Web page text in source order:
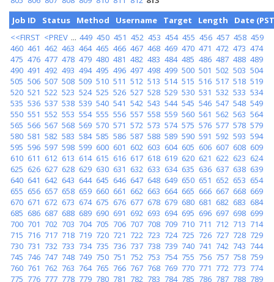
Job ID
Status Method Username Target Length
Date
<<FIRST <PREV ... 449 450 451 452 453 454 455 456 457 458 459
460 461 462 463 464 465 466 467 468 469 470 471 472 473 474
475 476 477 478 479 480 481 482 483 484 485 486 487 488 489
490 491 492 493 494 495 496 497 498 499 500 501 502 503 504
505 506 507 508 509 510 511 512 513 514 515 516 517 518 519
520 521 522 523 524 525 526 527 528 529 530 531 532 533 534
535 536 537 538 539 540 541 542 543 544 545 546 547 548 549
550 551 552 553 554 555 556 557 558 559 560 561 562 563 564
565 566 567 568 569 570 571 572 573 574 575 576 577 578 579
580 581 582 583 584 585 586 587 588 589 590 591 592 593 594
595 596 597 598 599 600 601 602 603 604 605 606 607 608 609
610 611 612 613 614 615 616 617 618 619 620 621 622 623 624
625 626 627 628 629 630 631 632 633 634 635 636 637 638 639
640 641 642 643 644 645 646 647 648 649 650 651 652 653 654
655 656 657 658 659 660 661 662 663 664 665 666 667 668 669
670 671 672 673 674 675 676 677 678 679 680 681 682 683 684
685 686 687 688 689 690 691 692 693 694 695 696 697 698 699
700 701 702 703 704 705 706 707 708 709 710 711 712 713 714
715 716 717 718 719 720 721 722 723 724 725 726 727 728 729
730 731 732 733 734 735 736 737 738 739 740 741 742 743 744
745 746 747 748 749 750 751 752 753 754 755 756 757 758 759
760 761 762 763 764 765 766 767 768 769 770 771 772 773 774
775 776 777 778 779 780 781 782 783 784 785 786 787 788 789